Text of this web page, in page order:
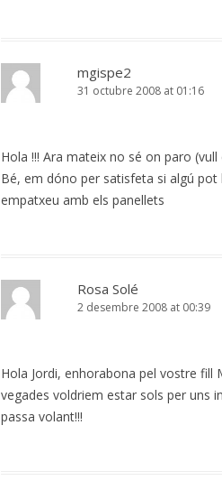
mgispe2
31 octubre 2008 at 01:16
Hola !!! Ara mateix no sé on paro
Bé, em dóno per satisfeta si algú pot
empatxeu amb els panellets
Rosa Solé
2 desembre 2008 at 00:39
Hola Jordi, enhorabona pel vostre
vegades voldriem estar sols per uns
passa volant!!!